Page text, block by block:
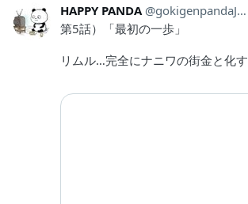
HAPPY PANDA gokigenpandaJPN
第5話）「最初の一歩」
リムル…完全にナニワの街金と化す